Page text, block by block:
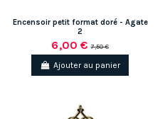
Encensoir petit format doré - Agate
2
6,00 €7,50 €
Ajouter au panier